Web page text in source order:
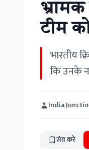
टीम
भारतीय
कि उनके
India
सेव करें